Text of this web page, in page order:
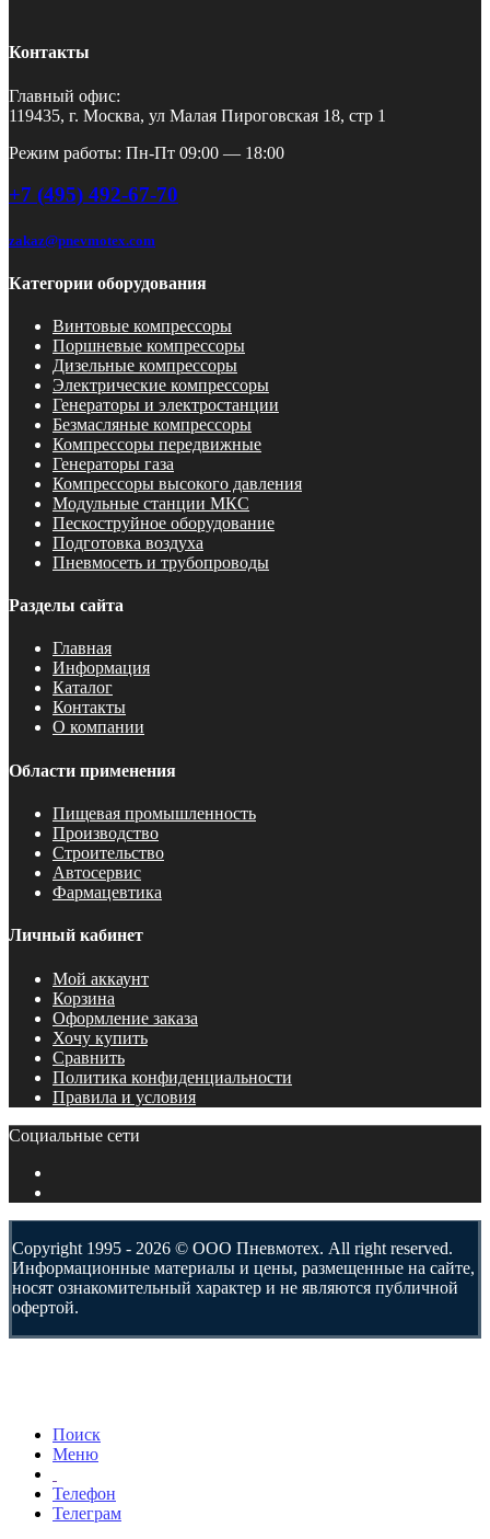
Контакты
Главный офис:
119435, г. Москва, ул Малая Пироговская 18, стр 1
Режим работы: Пн-Пт 09:00 — 18:00
+7 (495) 492-67-70
zakaz@pnevmotex.com
Категории оборудования
Винтовые компрессоры
Поршневые компрессоры
Дизельные компрессоры
Электрические компрессоры
Генераторы и электростанции
Безмасляные компрессоры
Компрессоры передвижные
Генераторы газа
Компрессоры высокого давления
Модульные станции МКС
Пескоструйное оборудование
Подготовка воздуха
Пневмосеть и трубопроводы
Разделы сайта
Главная
Информация
Каталог
Контакты
О компании
Области применения
Пищевая промышленность
Производство
Строительство
Автосервис
Фармацевтика
Личный кабинет
Мой аккаунт
Корзина
Оформление заказа
Хочу купить
Сравнить
Политика конфиденциальности
Правила и условия
Социальные сети
Copyright 1995 - 2026 © ООО Пневмотех. All right reserved.
Информационные материалы и цены, размещенные на сайте,
носят ознакомительный характер и не являются публичной
офертой.
Поиск
Меню
Телефон
Телеграм